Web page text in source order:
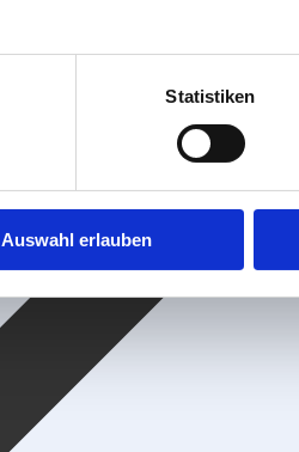
Statistiken
Auswahl erlauben